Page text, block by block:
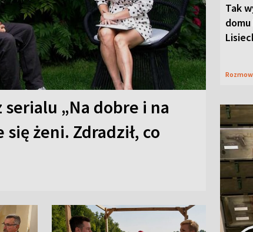
serialu „Na dobre i na
się żeni. Zdradził, co
Tak